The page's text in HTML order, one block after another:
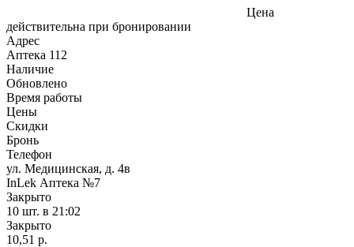
Цена
действительна при бронировании
Адрес
Аптека 112
Наличие
Обновлено
Время работы
Цены
Скидки
Бронь
Телефон
ул. Медицинская, д. 4в
InLek Аптека №7
Закрыто
10 шт. в 21:02
Закрыто
10,51 р.